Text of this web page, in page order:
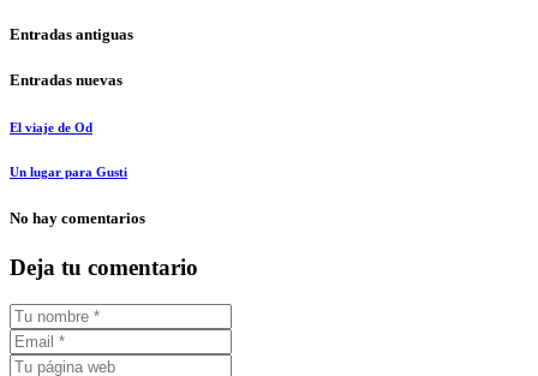
Entradas antiguas
Entradas nuevas
El viaje de Od
Un lugar para Gusti
No hay comentarios
Deja tu comentario